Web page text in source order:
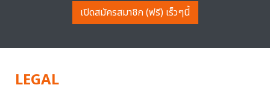
เปิดสมัครสมาชิก (ฟรี) เร็วๆนี้
LEGAL